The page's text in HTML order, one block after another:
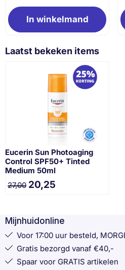
In winkelmand
Laatst bekeken items
Eucerin Sun Photoaging
Control SPF50+ Tinted
Medium 50ml
27,00 20,25
Mijnhuidonline
Voor 17:00 uur besteld,
Gratis bezorgd vanaf €40,-
Spaar voor GRATIS artikelen